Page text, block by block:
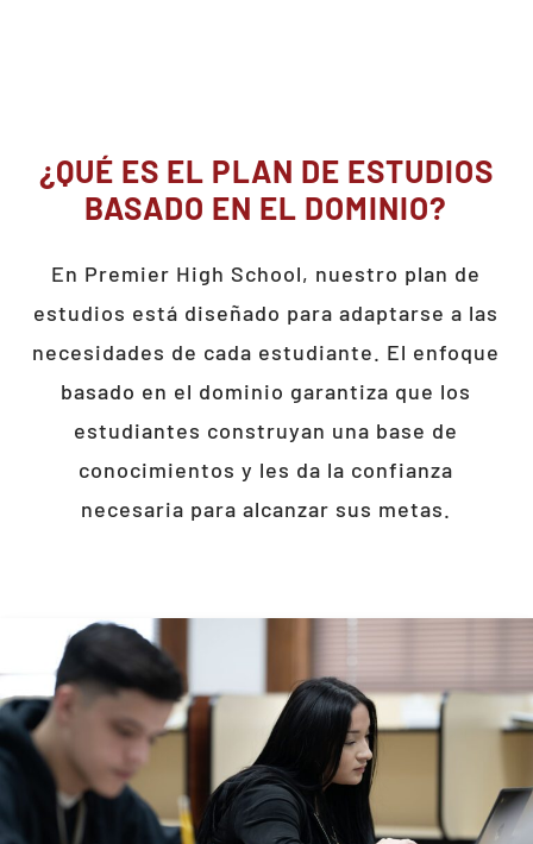
¿QUÉ ES EL PLAN DE ESTUDIOS
BASADO EN EL DOMINIO?
En Premier High School, nuestro plan de
estudios está diseñado para adaptarse a las
necesidades de cada estudiante. El enfoque
basado en el dominio garantiza que los
estudiantes construyan una base de
conocimientos y les da la confianza
necesaria para alcanzar sus metas.